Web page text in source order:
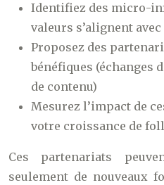
Identifiez des micro-
valeurs s’alignent
Proposez des
bénéfiques (échanges
de contenu)
Mesurez l’impact de
votre croissance de
Ces partenariats
seulement de nouveaux